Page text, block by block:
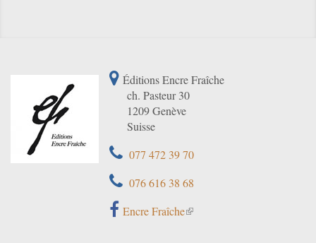
Éditions Encre Fraîche
ch. Pasteur 30
1209 Genève
Suisse
077 472 39 70
076 616 38 68
Encre Fraîche